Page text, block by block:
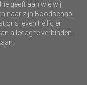
geeft aan wie wij
naar zijn Boodschap.
ons leven heilig en
alledag te verbinden